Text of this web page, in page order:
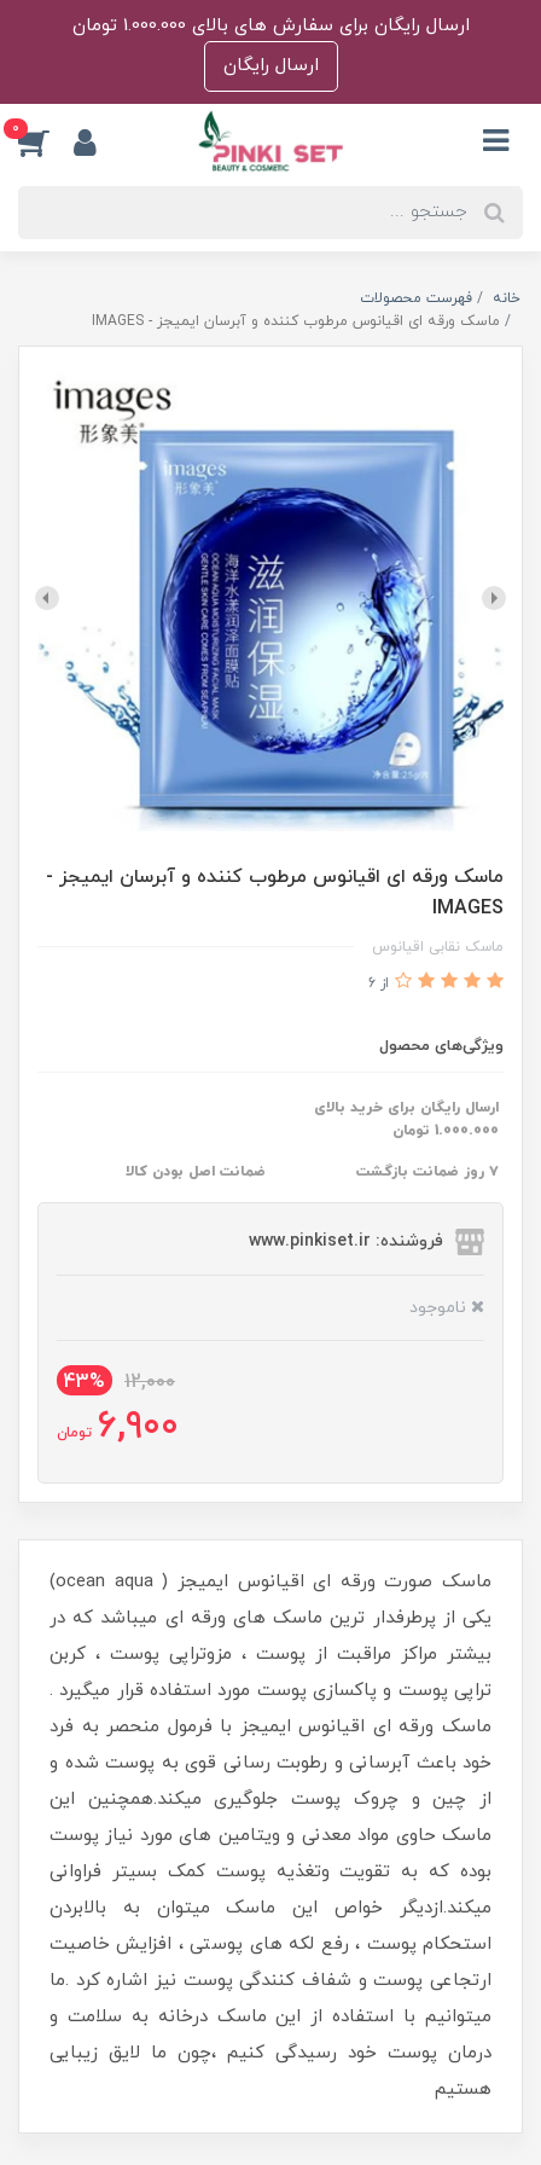
ارسال رایگان برای سفارش های بالای 1.000.000 تومان
ارسال رایگان
0
خانه
فهرست محصولات
ماسک ورقه ای اقیانوس مرطوب کننده و آبرسان ایمیجز - IMAGES
ماسک ورقه ای اقیانوس مرطوب کننده و آبرسان ایمیجز -
IMAGES
ماسک نقابی اقیانوس
از 6
ویژگی‌های محصول
ارسال رایگان برای خرید بالای
1.000.000 تومان
۷ روز ضمانت بازگشت ضمانت اصل بودن کالا
فروشنده: www.pinkiset.ir
ناموجود
12,000
43%
6,900 تومان
ماسک صورت ورقه ای اقیانوس ایمیجز ( ocean aqua)
یکی از پرطرفدار ترین ماسک های ورقه ای میباشد که در
بیشتر مراکز مراقبت از پوست ، مزوتراپی پوست ، کربن
تراپی پوست و پاکسازی پوست مورد استفاده قرار میگیرد .
ماسک ورقه ای اقیانوس ایمیجز با فرمول منحصر به فرد
خود باعث آبرسانی و رطوبت رسانی قوی به پوست شده و
از چین و چروک پوست جلوگیری میکند.همچنین این
ماسک حاوی مواد معدنی و ویتامین های مورد نیاز پوست
بوده که به تقویت وتغذیه پوست کمک بسیتر فراوانی
میکند.ازدیگر خواص این ماسک میتوان به بالابردن
استحکام پوست ، رفع لکه های پوستی ، افزایش خاصیت
ارتجاعی پوست و شفاف کنندگی پوست نیز اشاره کرد .ما
میتوانیم با استفاده از این ماسک درخانه به سلامت و
درمان پوست خود رسیدگی کنیم ،چون ما لایق زیبایی
هستیم